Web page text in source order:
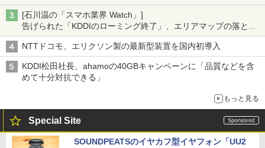
[石川温の「スマホ業界 Watch」]
告げられた「KDDIのローミング終了」、エリアマップの落とし
穴と楽天モバイルの課題
NTTドコモ、エリクソン製の最新型装置を国内初導入
KDDI松田社長、ahamoの40GBキャンペーンに「品質などを含
めて十分対抗できる」
もっと見る
Special Site
SOUNDPEATSのイヤカフ型イヤフォン「UU2